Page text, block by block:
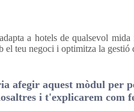
a hotels de qualsevol
el teu negoci i optimitza la gestió
afegir aquest mòdul per
i t'explicarem com